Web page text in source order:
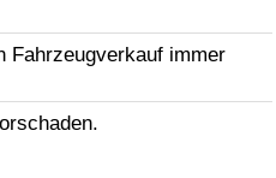
Fahrzeugverkauf immer